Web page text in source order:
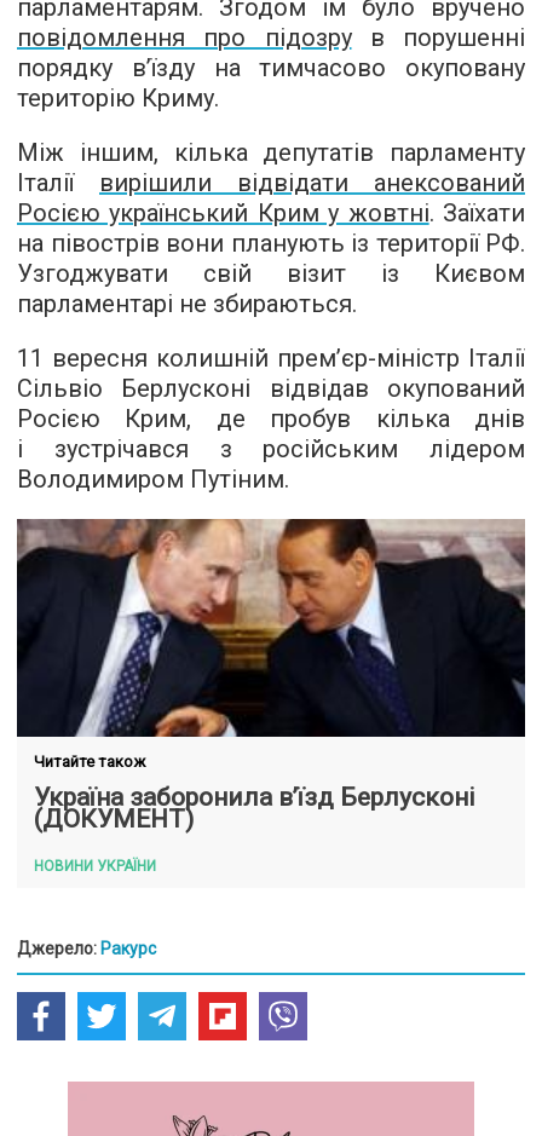
парламентарям. Згодом їм було вручено
повідомлення про підозрув порушенні
порядку в’їзду на тимчасово окуповану
територію Криму.
Між іншим, кілька депутатів парламенту
Італії вирішили відвідати анексований
Росією український Крим у жовтні. Заїхати
на півострів вони планують із території РФ.
Узгоджувати свій візит із Києвом
парламентарі не збираються.
11 вересня колишній прем’єр-міністр Італії
Сільвіо Берлусконі відвідав окупований
Росією Крим, де пробув кілька днів
і зустрічався з російським лідером
Володимиром Путіним.
Читайте також
Україна заборонила в’їзд Берлусконі
(ДОКУМЕНТ)
НОВИНИ УКРАЇНИ
Джерело: Ракурс